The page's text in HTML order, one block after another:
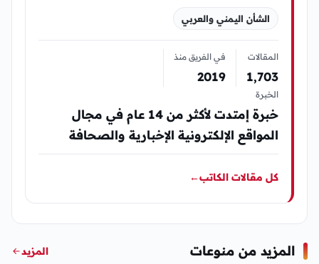
الشأن اليمني والعربي
المقالات
1٬703
في الفريق منذ
2019
الخبرة
خبرة إمتدت لأكثر من 14 عام في مجال
المواقع الإلكترونية الإخبارية والصحافة
كل مقالات الكاتب←
المزيد من منوعات المزيد